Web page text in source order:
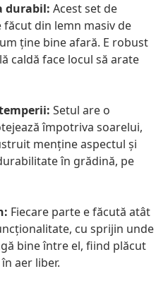
durabil: Acest set de
din lemn masiv de
ține bine afară. E robust
caldă face locul să arate
Setul are o
împotriva soarelui,
menține aspectul și
în grădină, pe
Fiecare parte e făcută atât
cu sprijin unde
bine între el, fiind plăcut
aer liber.